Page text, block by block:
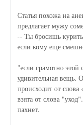
Статья похожа на
предлагает мужу
-- Ты бросишь
если кому еще
"если грамотно этой
удивительная вещь.
происходит от слова
взята от слова
пахнет.